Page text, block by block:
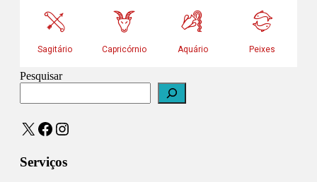
Pesquisar
X Facebook
Instagram
Serviços